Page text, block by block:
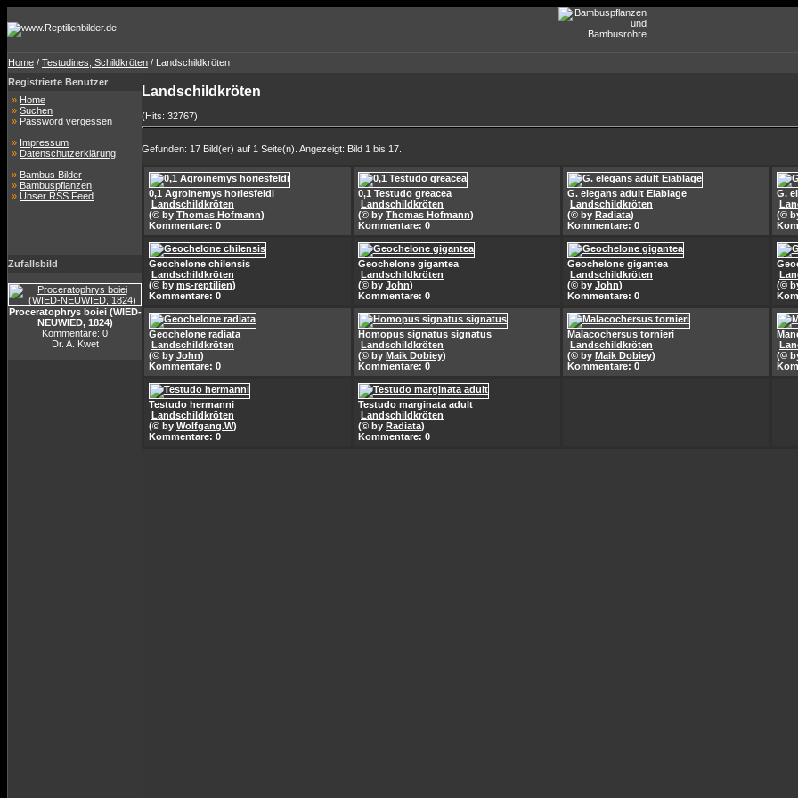
Home / Testudines, Schildkröten / Landschildkröten
Registrierte Benutzer
» Home
» Suchen
» Password vergessen
» Impressum
» Datenschutzerklärung
» Bambus Bilder
» Bambuspflanzen
» Unser RSS Feed
Zufallsbild
Proceratophrys boiei (WIED-
NEUWIED, 1824)
Kommentare: 0
Dr. A. Kwet
Landschildkröten
(Hits: 32767)
Gefunden: 17 Bild(er) auf 1 Seite(n). Angezeigt: Bild 1 bis 17.
0,1 Agroinemys horiesfeldi
Landschildkröten
(© by Thomas Hofmann)
Kommentare: 0
0,1 Testudo greacea
Landschildkröten
(© by Thomas Hofmann)
Kommentare: 0
G. elegans adult Eiablage
Landschildkröten
(© by Radiata)
Kommentare: 0
G.
(©
Geochelone chilensis
Landschildkröten
(© by ms-reptilien)
Kommentare: 0
Geochelone gigantea
Landschildkröten
(© by John)
Kommentare: 0
Geochelone gigantea
Landschildkröten
(© by John)
Kommentare: 0
(©
Geochelone radiata
Landschildkröten
(© by John)
Kommentare: 0
Homopus signatus signatus
Landschildkröten
(© by Maik Dobiey)
Kommentare: 0
Malacochersus tornieri
Landschildkröten
(© by Maik Dobiey)
Kommentare: 0
(©
Testudo hermanni
Landschildkröten
(© by Wolfgang.W)
Kommentare: 0
Testudo marginata adult
Landschildkröten
(© by Radiata)
Kommentare: 0